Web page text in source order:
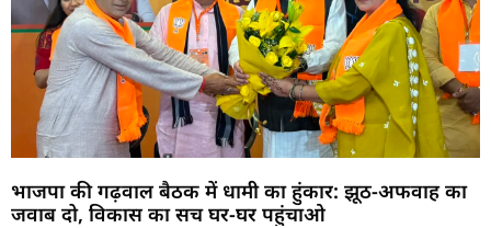
भाजपा की गढ़वाल बैठक में धामी का हुंकार: झूठ-अफवाह का
जवाब दो, विकास का सच घर-घर पहुंचाओ